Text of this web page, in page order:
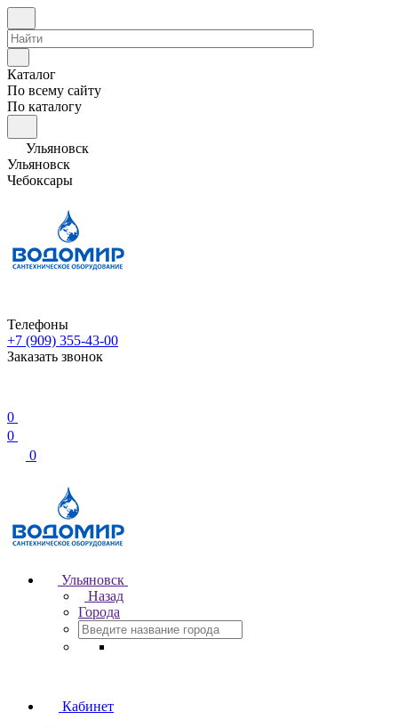
Каталог
По всему сайту
По каталогу
Ульяновск
Ульяновск
Чебоксары
Телефоны
+7 (909) 355-43-00
Заказать звонок
0
0
0
Ульяновск
Назад
Города
Кабинет